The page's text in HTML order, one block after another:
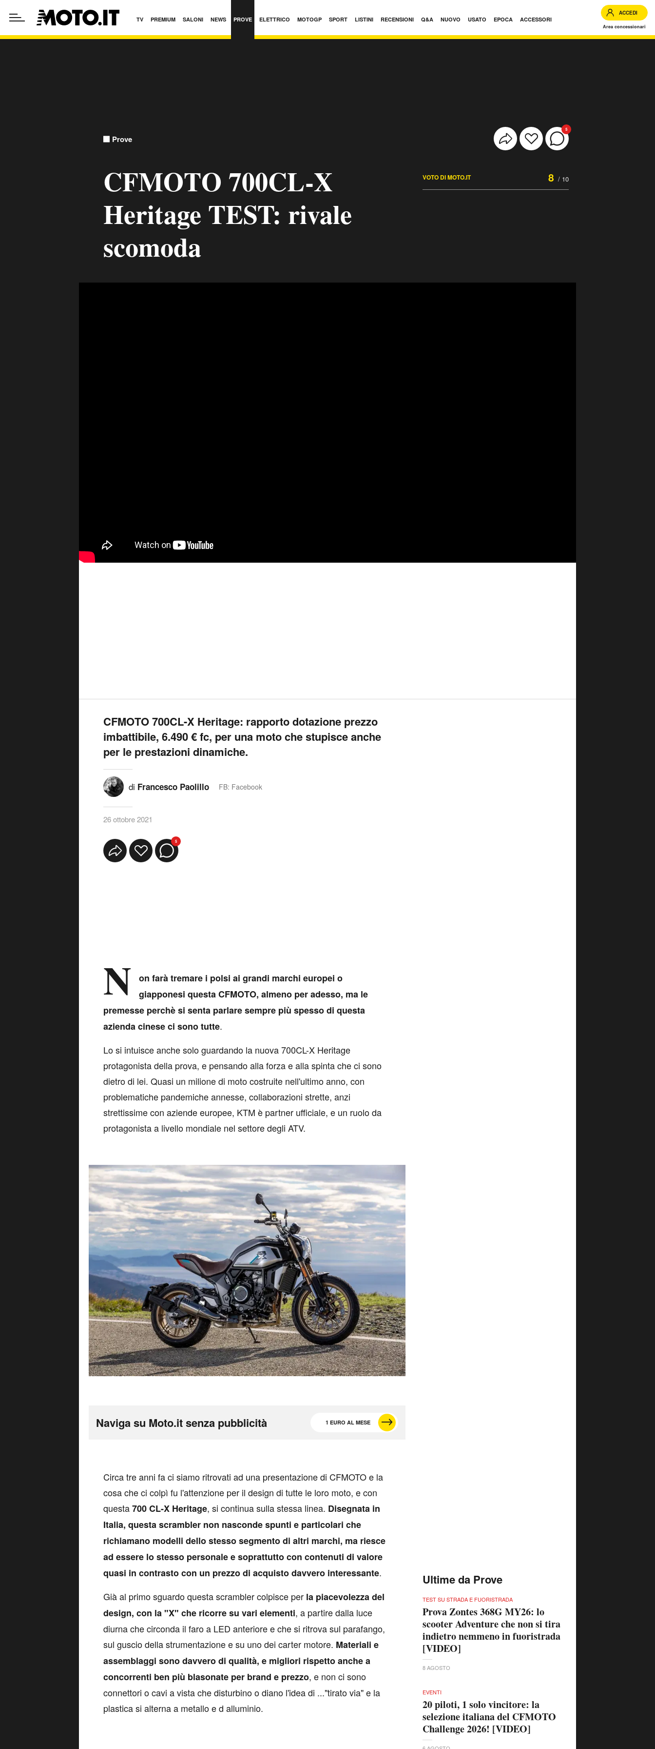
TV PREMIUM SALONI NEWS PROVE ELETTRICO MOTOGP SPORT LISTINI RECENSIONI Q&A NUOVO USATO EPOCA ACCESSORI
ACCEDI
Area concessionari
Prove
CFMOTO 700CL-X
Heritage TEST: rivale
scomoda
5
VOTO DI MOTO.IT 8 / 10
CFMOTO 700CL-X Heritage: rapporto dotazione prezzo
imbattibile, 6.490 € fc, per una moto che stupisce anche
per le prestazioni dinamiche.
di Francesco Paolillo FB: Facebook
26 ottobre 2021
5
N
on farà tremare i polsi ai grandi marchi europei o
giapponesi questa CFMOTO, almeno per adesso, ma le
premesse perchè si senta parlare sempre più spesso di questa
azienda cinese ci sono tutte.
Lo si intuisce anche solo guardando la nuova 700CL-X Heritage
protagonista della prova, e pensando alla forza e alla spinta che ci sono
dietro di lei. Quasi un milione di moto costruite nell'ultimo anno, con
problematiche pandemiche annesse, collaborazioni strette, anzi
strettissime con aziende europee, KTM è partner ufficiale, e un ruolo da
protagonista a livello mondiale nel settore degli ATV.
Naviga su Moto.it senza pubblicità 1 EURO AL MESE
Circa tre anni fa ci siamo ritrovati ad una presentazione di CFMOTO e la
cosa che ci colpì fu l'attenzione per il design di tutte le loro moto, e con
questa700 CL-X Heritage, si continua sulla stessa linea. Disegnata in
Italia, questa scrambler non nasconde spunti e particolari che
richiamano modelli dello stesso segmento di altri marchi, ma riesce
ad essere lo stesso personale e soprattutto con contenuti di valore
quasi in contrasto con un prezzo di acquisto davvero interessante.
Già al primo sguardo questa scrambler colpisce per la piacevolezza del
design, con la "X" che ricorre su vari elementi, a partire dalla luce
diurna che circonda il faro a LED anteriore e che si ritrova sul parafango,
sul guscio della strumentazione e su uno dei carter motore. Materiali e
assemblaggi sono davvero di qualità, e migliori rispetto anche a
concorrenti ben più blasonate per brand e prezzo, e non ci sono
connettori o cavi a vista che disturbino o diano l'idea di ..."tirato via" e la
plastica si alterna a metallo e d alluminio.
Ultime da Prove
TEST SU STRADA E FUORISTRADA
Prova Zontes 368G MY26: lo
scooter Adventure che non si tira
indietro nemmeno in fuoristrada
[VIDEO]
8 AGOSTO
EVENTI
20 piloti, 1 solo vincitore: la
selezione italiana del CFMOTO
Challenge 2026! [VIDEO]